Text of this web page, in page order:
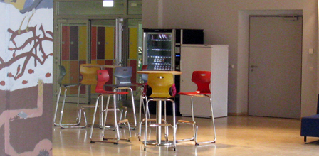
Zum
Inhalt
springen